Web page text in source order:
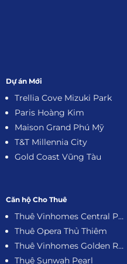
Dự án Mới
Trellia Cove Mizuki Park
Paris Hoàng Kim
Maison Grand Phú Mỹ
T&T Millennia City
Gold Coast Vũng Tàu
Căn hộ Cho Thuê
Thuê Vinhomes Central Park
Thuê Opera Thủ Thiêm
Thuê Vinhomes Golden River
Thuê Sunwah Pearl